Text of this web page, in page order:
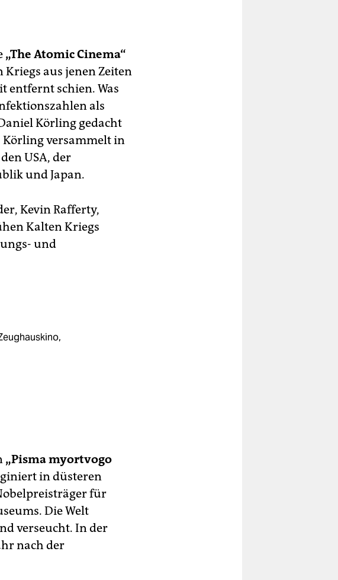
„The Atomic Cinema“
Kriegs aus jenen Zeiten
entfernt schien. Was
als
Körling gedacht
Körling versammelt in
USA, der
und Japan.
Kevin Rafferty,
Kalten Kriegs
und
„Pisma myortvogo
in düsteren
für
Die Welt
verseucht. In der
nach der